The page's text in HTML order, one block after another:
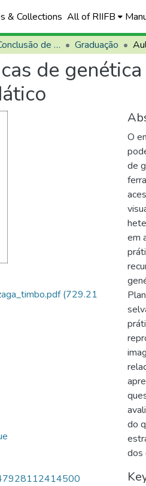
& Collections All of RIIFB
Trabalhos de Conclusão de Curso (TCCs) Graduação
de
(729.21
O
de
em
do
dos